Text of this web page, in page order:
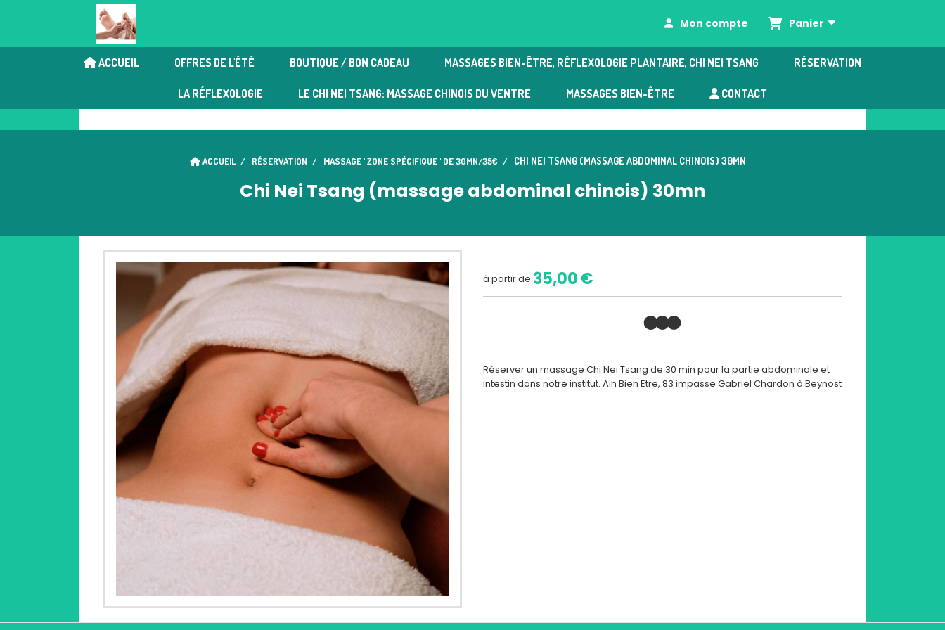
Chi Nei Tsang | Réflexologie plantaire | Massages bien-être
Mon compte Panier
ACCUEIL OFFRES DE L'ÉTÉ BOUTIQUE / BON CADEAU MASSAGES BIEN-ÊTRE, RÉFLEXOLOGIE PLANTAIRE, CHI NEI TSANG RÉSERVATION
LA RÉFLEXOLOGIE LE CHI NEI TSANG: MASSAGE CHINOIS DU VENTRE MASSAGES BIEN-ÊTRE CONTACT
ACCUEIL RÉSERVATION MASSAGE "ZONE SPÉCIFIQUE "DE 30MN/35€ CHI NEI TSANG (MASSAGE ABDOMINAL CHINOIS) 30MN
Chi Nei Tsang (massage abdominal chinois) 30mn
à partir de 35,00€
Réserver un massage Chi Nei Tsang de 30 min pour la partie abdominale et
intestin dans notre institut. Ain Bien Etre, 83 impasse Gabriel Chardon à Beynost